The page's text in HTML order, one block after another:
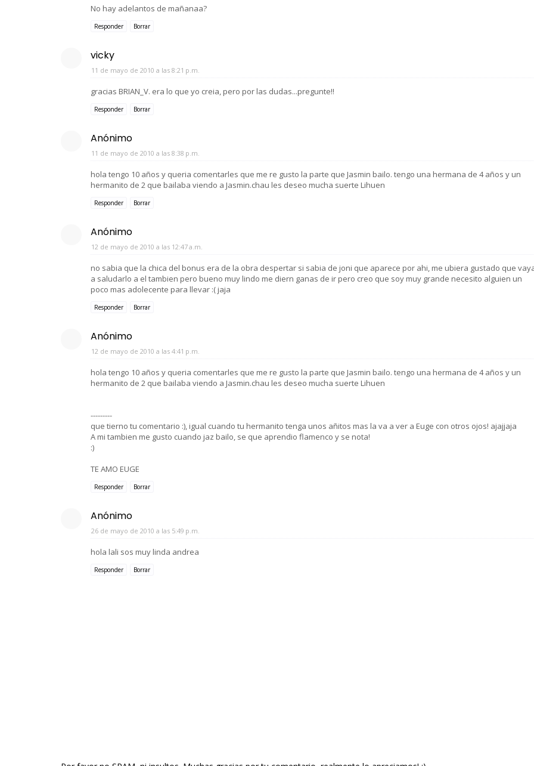
No hay adelantos de mañanaa?
Responder Borrar
vicky
11 de mayo de 2010 a las 8:21 p.m.
gracias BRIAN_V. era lo que yo creia, pero por las dudas...pregunte!!
Responder Borrar
Anónimo
11 de mayo de 2010 a las 8:38 p.m.
hola tengo 10 años y queria comentarles que me re gusto la parte que Jasmin bailo. tengo una hermana de 4 años y un
hermanito de 2 que bailaba viendo a Jasmin.chau les deseo mucha suerte Lihuen
Responder Borrar
Anónimo
12 de mayo de 2010 a las 12:47 a.m.
no sabia que la chica del bonus era de la obra despertar si sabia de joni que aparece por ahi, me ubiera gustado que
a saludarlo a el tambien pero bueno muy lindo me diern ganas de ir pero creo que soy muy grande necesito alguien un
poco mas adolecente para llevar :( jaja
Responder Borrar
Anónimo
12 de mayo de 2010 a las 4:41 p.m.
hola tengo 10 años y queria comentarles que me re gusto la parte que Jasmin bailo. tengo una hermana de 4 años y un
hermanito de 2 que bailaba viendo a Jasmin.chau les deseo mucha suerte Lihuen
---------
que tierno tu comentario :), igual cuando tu hermanito tenga unos añitos mas la va a ver a Euge con otros ojos! ajajjaja
A mi tambien me gusto cuando jaz bailo, se que aprendio flamenco y se nota!
:)
TE AMO EUGE
Responder Borrar
Anónimo
26 de mayo de 2010 a las 5:49 p.m.
hola lali sos muy linda andrea
Responder Borrar